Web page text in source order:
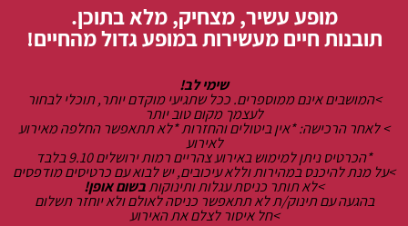
מופע עשיר, מצחיק, מלא בתוכן.
תובנות חיים מעשירות במופע גדול מהחיים!
שימי לב!
>המושבים אינם ממוספרים. ככל שתגיעי מוקדם יותר, תוכלי לבחור
לעצמך מקום טוב יותר
> לאחר הרכישה: *אין ביטולים והחזרות *לא תתאפשר החלפה מאירוע
לאירוע
*הכרטיס ניתן למימוש באירוע צהריים רמות ירושלים 9.10 בלבד
>על מנת להיכנס במהירות וללא עיכובים, יש לבוא עם כרטיסים מודפסים
>לא תותר כניסת עגלות ותינוקותבשום אופן!
בהגעה עם תינוק/ת לא תתאפשר כניסה לאולם ולא יוחזר תשלום
>חל איסור לצלם את האירוע